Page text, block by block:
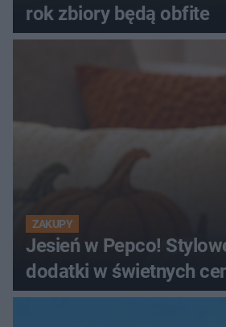
rok zbiory będą obfite
ZAKUPY
Jesień w Pepco!
dodatki w świetnych